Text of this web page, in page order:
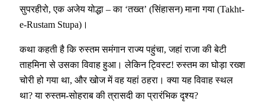
सुपरहीरो, एक अजेय योद्धा – का ‘तख्त’ (सिंहासन) माना गया (Takht-
e-Rustam Stupa)।
कथा कहती है कि रुस्तम समंगान राज्य पहुंचा, जहां राजा की बेटी
ताहमिना से उसका विवाह हुआ। लेकिन ट्विस्ट! रुस्तम का घोड़ा रख्श
चोरी हो गया था, और खोज में वह यहां ठहरा। क्या यह विवाह स्थल
था? या रुस्तम-सोहराब की त्रासदी का प्रारंभिक दृश्य?